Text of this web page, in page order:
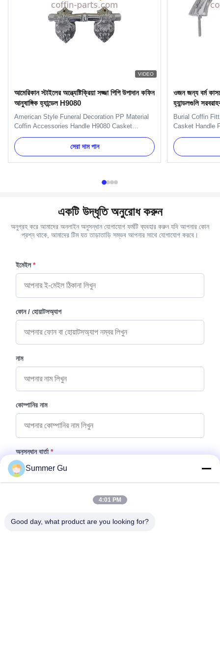
VIDEO
আমেরিকান স্টাইলের অন্ত্যেষ্টিক্রিয়া সজ্জা পিপি উপাদান কফিন
আনুষাঙ্গিক হ্যান্ডেল H9080
American Style Funeral Decoration PP Material
Coffin Accessories Handle H9080 Casket
TX-Model H9080 Material Plastic (PP) Color
Gold, silver, copper, as your order Delivery Time
30 days after the order confirmed Payment Term
সেরা দাম পান
ওজন জন্য বর্ম
হ্যান্ডলগুলি
Burial Coffin
Casket Handle
and nuts. And
Item Name TX-
Metal Color
একটি উদ্ধৃতি অনুরোধ করুন
অনুগ্রহ করে আমাদের অনলাইন অনুসন্ধান যোগাযোগ ফর্মটি ব্যবহার করুন যদি আপনার কোন
প্রশ্ন থাকে, আমাদের টিম যত তাড়াতাড়ি সম্ভব আপনার সাথে যোগাযোগ করবে।
ইমেইল *
ফোন / হোয়াটসঅ্যাপ
নাম
কোম্পানির নাম
অনুসন্ধান বার্তা *
Summer Gu
4:01 PM
Good day, what product are you looking for?